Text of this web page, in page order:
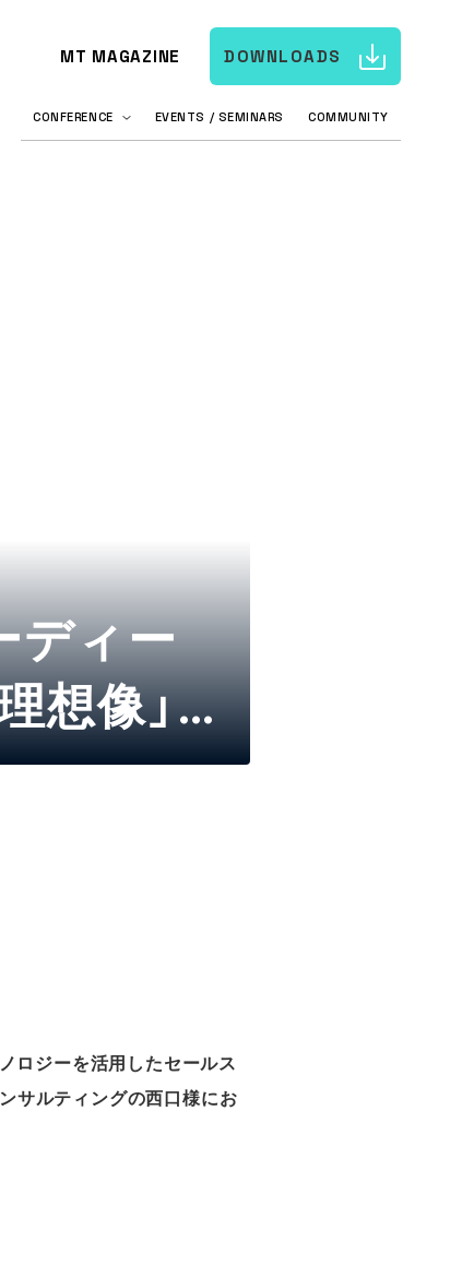
DOWNLOADS
MT MAGAZINE
CONFERENCE EVENTS / SEMINARS COMMUNITY
ディー
想像」セ
ロジーを活用したセールス
サルティングの西口様にお